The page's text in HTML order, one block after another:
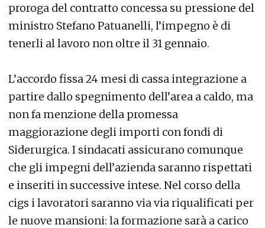
proroga del contratto concessa su pressione del
ministro Stefano Patuanelli, l’impegno è di
tenerli al lavoro non oltre il 31 gennaio.
L’accordo fissa 24 mesi di cassa integrazione a
partire dallo spegnimento dell’area a caldo, ma
non fa menzione della promessa
maggiorazione degli importi con fondi di
Siderurgica. I sindacati assicurano comunque
che gli impegni dell’azienda saranno rispettati
e inseriti in successive intese. Nel corso della
cigs i lavoratori saranno via via riqualificati per
le nuove mansioni: la formazione sarà a carico